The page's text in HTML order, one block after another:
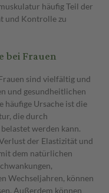
häufig Teil der
und Kontrolle zu
bei Frauen
sind vielfältig und
und gesundheitlichen
häufige Ursache ist die
die durch
werden kann.
der Elastizität und
dem natürlichen
Wechseljahren, können
Außerdem können